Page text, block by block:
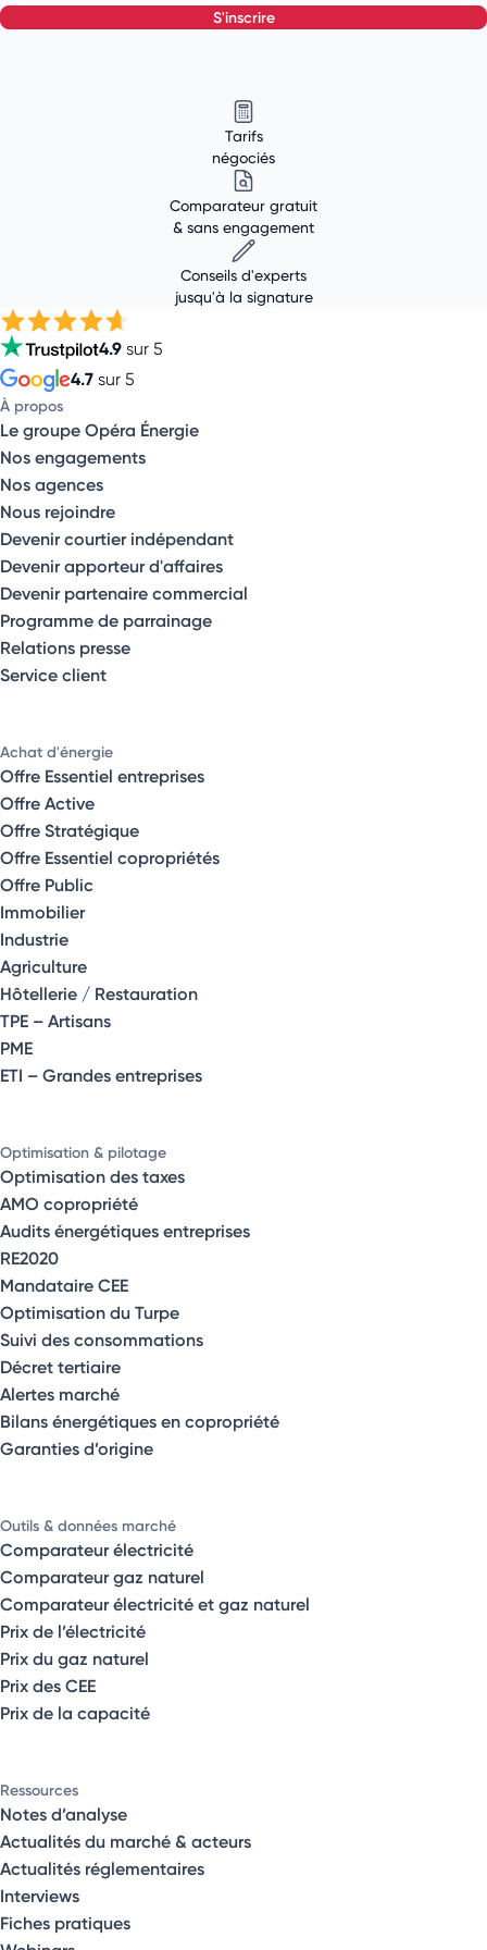
s'inscrire
Tarifs
négociés
Comparateur gratuit
& sans engagement
Conseils d'experts
jusqu'à la signature
4.9 sur 5
4.7 sur 5
À propos
Le groupe Opéra Énergie
Nos engagements
Nos agences
Nous rejoindre
Devenir courtier indépendant
Devenir apporteur d'affaires
Devenir partenaire commercial
Programme de parrainage
Relations presse
Service client
Achat d'énergie
Offre Essentiel entreprises
Offre Active
Offre Stratégique
Offre Essentiel copropriétés
Offre Public
Immobilier
Industrie
Agriculture
Hôtellerie / Restauration
TPE – Artisans
PME
ETI – Grandes entreprises
Optimisation & pilotage
Optimisation des taxes
AMO copropriété
Audits énergétiques entreprises
RE2020
Mandataire CEE
Optimisation du Turpe
Suivi des consommations
Décret tertiaire
Alertes marché
Bilans énergétiques en copropriété
Garanties d’origine
Outils & données marché
Comparateur électricité
Comparateur gaz naturel
Comparateur électricité et gaz naturel
Prix de l’électricité
Prix du gaz naturel
Prix des CEE
Prix de la capacité
Ressources
Notes d’analyse
Actualités du marché & acteurs
Actualités réglementaires
Interviews
Fiches pratiques